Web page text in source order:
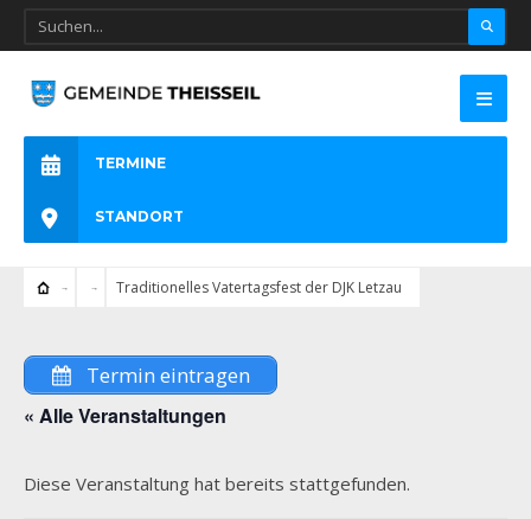
TERMINE
STANDORT
Traditionelles Vatertagsfest der DJK Letzau
Termin eintragen
« Alle Veranstaltungen
Diese Veranstaltung hat bereits stattgefunden.